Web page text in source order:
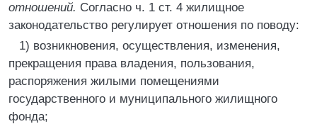
отношений. Согласно ч. 1 ст. 4 жилищное
законодательство регулирует отношения по поводу:
1) возникновения, осуществления, изменения,
прекращения права владения, пользования,
распоряжения жилыми помещениями
государственного и муниципального жилищного
фонда;